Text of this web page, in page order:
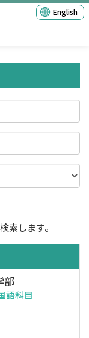
English
索します。
部
語科目